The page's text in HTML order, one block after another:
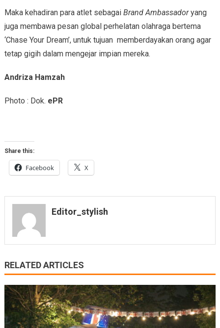
Maka kehadiran para atlet sebagai Brand Ambassadoryang
juga membawa pesan global perhelatan olahraga bertema
‘Chase Your Dream’, untuk tujuan memberdayakan orang agar
tetap gigih dalam mengejar impian mereka.
Andriza Hamzah
Photo : Dok. ePR
Share this:
Facebook X
Editor_stylish
RELATED ARTICLES